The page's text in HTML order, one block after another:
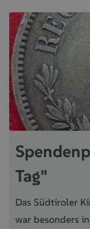
Tag"
Das Südtiroler
war besonders